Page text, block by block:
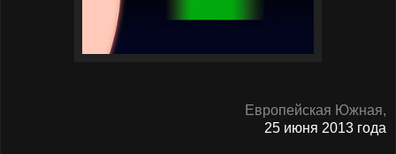
Европейская Южная,
25 июня 2013 года